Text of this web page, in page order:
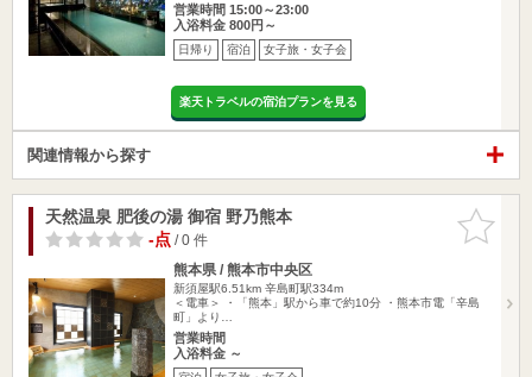
営業時間 15:00～23:00
入浴料金 800円～
日帰り 宿泊 女子旅・女子会
楽天トラベルの宿泊プランを見る
関連情報から探す
お気に入
りに追加
天然温泉 肥後の湯 御宿 野乃熊本
-点/ 0 件
熊本県 / 熊本市中央区
新須屋駅6.51km 辛島町駅334m
＜電車＞ ・「熊本」駅から車で約10分 ・熊本市電「辛島
町」より…
営業時間
入浴料金 ～